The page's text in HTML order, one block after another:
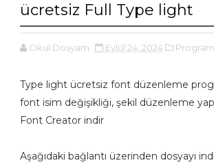
ücretsiz Full Type light
Okul Dosyam Eylül 24, 2024
Type light ücretsiz font düzenleme
font isim değişikliği, şekil düzenleme
Font Creator indir
Aşağıdaki bağlantı üzerinden dosyayı